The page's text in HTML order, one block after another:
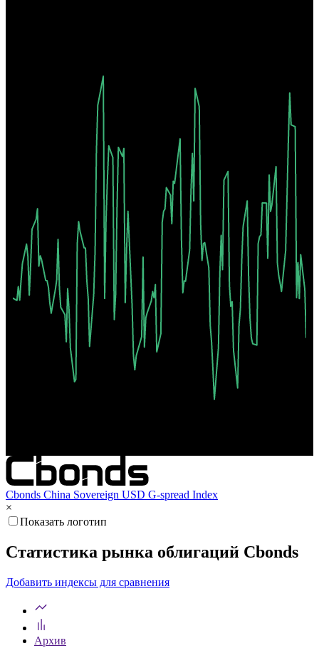
Cbonds China Sovereign USD G-spread Index
×
Показать логотип
Статистика рынка облигаций Cbonds
Добавить индексы для сравнения
Архив